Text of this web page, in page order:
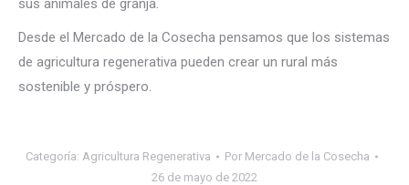
sus animales de granja.
Desde el Mercado de la Cosecha pensamos que los sistemas
de agricultura regenerativa pueden crear un rural más
sostenible y próspero.
Categoría: Agricultura Regenerativa Por Mercado de la Cosecha
26 de mayo de 2022